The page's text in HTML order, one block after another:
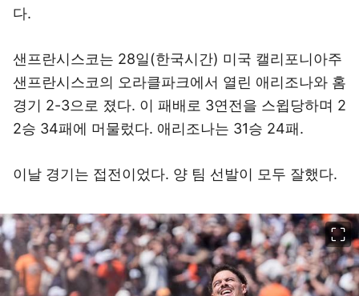
다.
샌프란시스코는 28일(한국시간) 미국 캘리포니아주
샌프란시스코의 오라클파크에서 열린 애리조나와 홈
경기 2-3으로 졌다. 이 패배로 3연전을 스윕당하며 2
2승 34패에 머물렀다. 애리조나는 31승 24패.
이날 경기는 접전이었다. 양 팀 선발이 모두 잘했다.